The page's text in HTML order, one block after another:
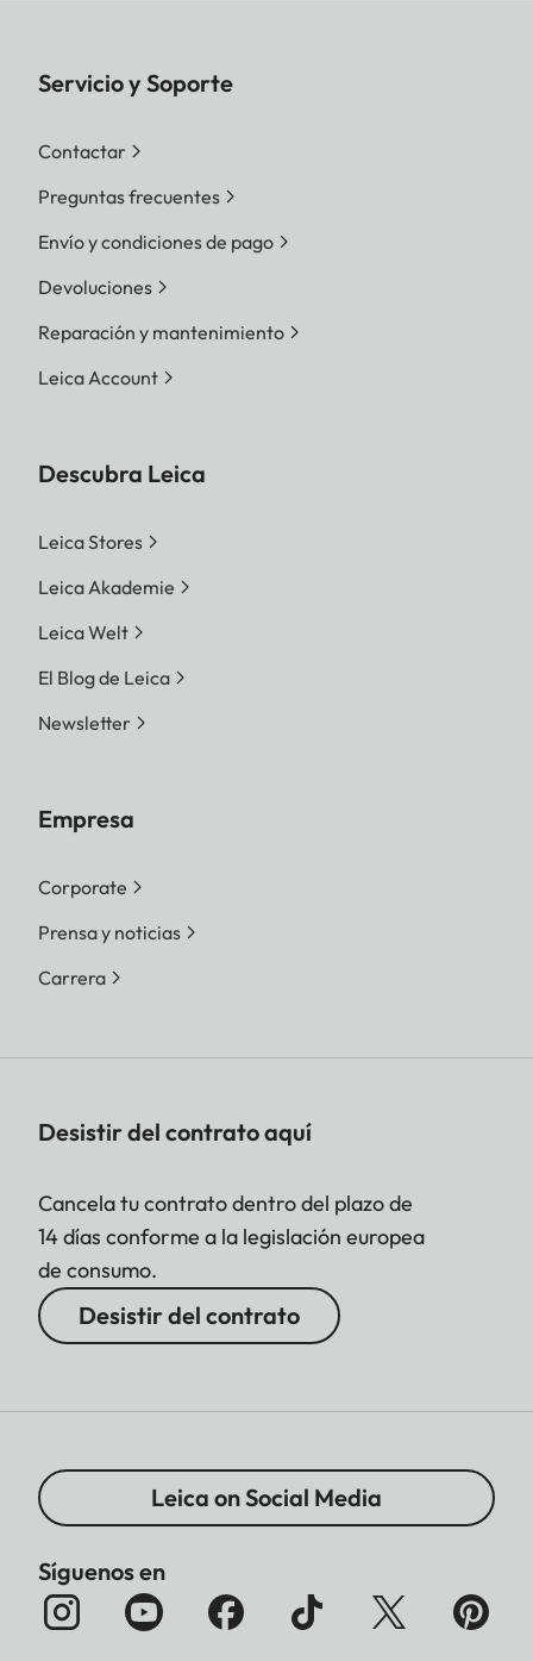
Servicio y Soporte
Contactar
Preguntas frecuentes
Envío y condiciones de pago
Devoluciones
Reparación y mantenimiento
Leica Account
Descubra Leica
Leica Stores
Leica Akademie
Leica Welt
El Blog de Leica
Newsletter
Empresa
Corporate
Prensa y noticias
Carrera
Desistir del contrato aquí
Cancela tu contrato dentro del plazo de
14 días conforme a la legislación europea
de consumo.
Desistir del contrato
Leica on Social Media
Síguenos en